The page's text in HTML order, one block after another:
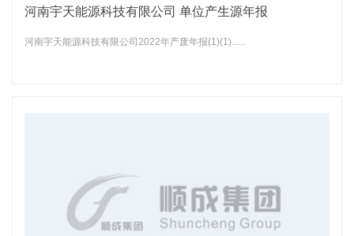
河南宇天能源科技有限公司 单位产生源年报
河南宇天能源科技有限公司2022年产废年报(1)(1)......